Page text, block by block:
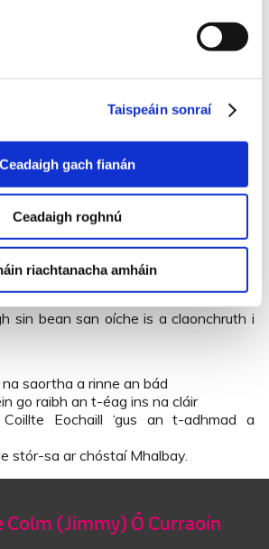
Taispeáin sonraí
Ceadaigh gach fianán
Ceadaigh roghnú
riachtanacha amháin
péiste is tá do bhéilín ag na portáin.
bhéarfainn don té a thógfadh mo
bheith i t-aonar, Neilí Ghléigeal Nic
treoan lá úd chuaigh trasna go Cill
Peadar a bhí anois na cheithre
sin bean san oíche is a claonchruth i
saortha a rinne an bád
go raibh an t-éag ins na cláir
Eochaill ‘gus an t-adhmad a
stór-sa ar chóstaí Mhalbay.
(Jimmy) Ó Curraoin